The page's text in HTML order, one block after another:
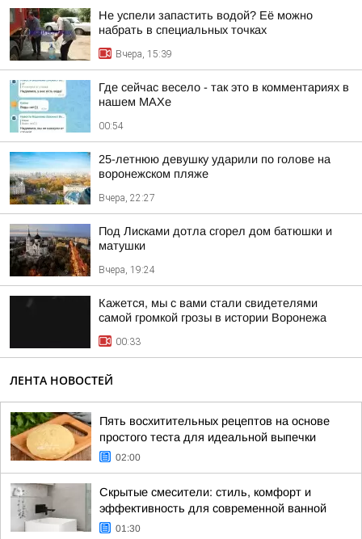
Не успели запастить водой? Её можно
набрать в специальных точках
Вчера, 15:39
Где сейчас весело - так это в комментариях в
нашем МАХе
00:54
25-летнюю девушку ударили по голове на
воронежском пляже
Вчера, 22:27
Под Лисками дотла сгорел дом батюшки и
матушки
Вчера, 19:24
Кажется, мы с вами стали свидетелями
самой громкой грозы в истории Воронежа
00:33
ЛЕНТА НОВОСТЕЙ
Пять восхитительных рецептов на основе
простого теста для идеальной выпечки
02:00
Скрытые смесители: стиль, комфорт и
эффективность для современной ванной
01:30